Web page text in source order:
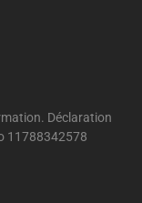
Déclaration
11788342578